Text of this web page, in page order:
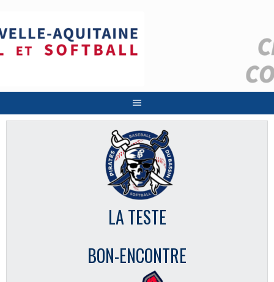
contenu
LA TESTE
BON-ENCONTRE